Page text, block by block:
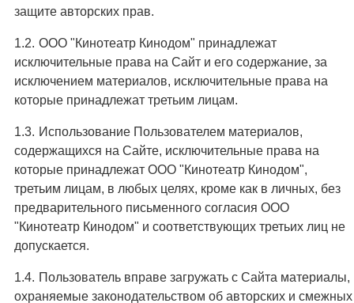
защите авторских прав.
ООО "Кинотеатр Кинодом" принадлежат
исключительные права на Сайт и его содержание, за
исключением материалов, исключительные права на
которые принадлежат третьим лицам.
Использование Пользователем материалов,
содержащихся на Сайте, исключительные права на
которые принадлежат ООО "Кинотеатр Кинодом",
третьим лицам, в любых целях, кроме как в личных, без
предварительного письменного согласия ООО
"Кинотеатр Кинодом" и соответствующих третьих лиц не
допускается.
Пользователь вправе загружать с Сайта материалы,
охраняемые законодательством об авторских и смежных